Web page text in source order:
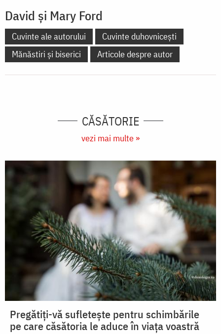
David şi Mary Ford
Cuvinte ale autorului
Cuvinte duhovnicești
Mănăstiri și biserici
Articole despre autor
CĂSĂTORIE
vezi mai multe »
Pregătiți-vă sufletește pentru schimbările
pe care căsătoria le aduce în viața voastră